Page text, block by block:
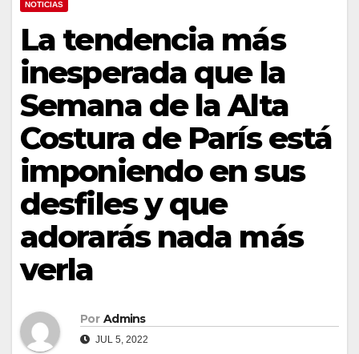
NOTICIAS
La tendencia más
inesperada que la
Semana de la Alta
Costura de París está
imponiendo en sus
desfiles y que
adorarás nada más
verla
Por Admins
JUL 5, 2022